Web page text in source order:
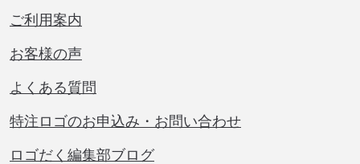
ご利用案内
お客様の声
よくある質問
特注ロゴのお申込み・お問い合わせ
ロゴだく編集部ブログ